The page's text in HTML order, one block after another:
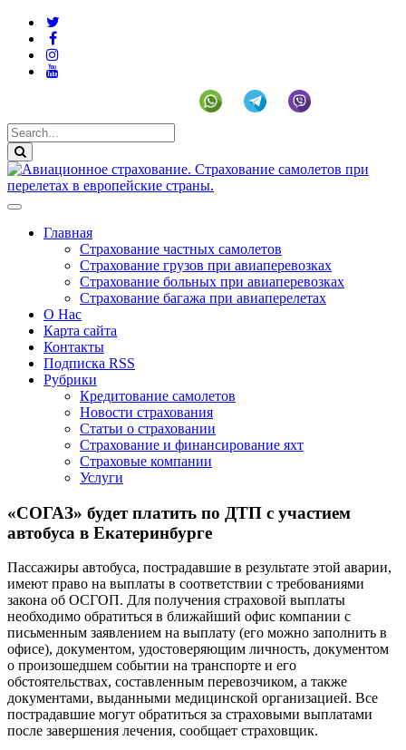
Главная
Страхование частных самолетов
Страхование грузов при авиаперевозках
Страхование больных при авиаперевозках
Страхование багажа при авиаперелетах
О Нас
Карта сайта
Контакты
Подписка RSS
Рубрики
Кредитование самолетов
Новости страхования
Статьи о страховании
Страхование и финансирование яхт
Страховые компании
Услуги
«СОГАЗ» будет платить по ДТП с участием
автобуса в Екатеринбурге
Пассажиры автобуса, пострадавшие в результате этой аварии,
имеют право на выплаты в соответствии с требованиями
закона об ОСГОП. Для получения страховой выплаты
необходимо обратиться в ближайший офис компании с
письменным заявлением на выплату (его можно заполнить в
офисе), документом, удостоверяющим личность, документом
о произошедшем событии на транспорте и его
обстоятельствах, составленным перевозчиком, а также
документами, выданными медицинской организацией. Все
пострадавшие могут обратиться за страховыми выплатами
после завершения лечения, сообщает страховщик.